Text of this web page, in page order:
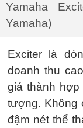
Yamaha
Yamaha)
Exciter là
doanh thu
giá thành
tượng. Không
đậm nét thể